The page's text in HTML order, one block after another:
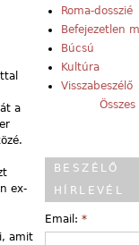
a
ex-
amit
Roma-dosszié
Befejezetlen
Búcsú
Kultúra
Visszabeszélő
BESZÉLŐ
HÍRLEVÉL
Email: *